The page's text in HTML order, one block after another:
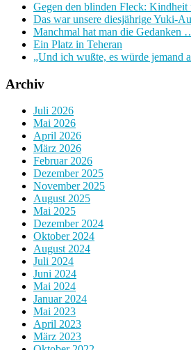
Gegen den blinden Fleck: Kindheit
Das war unsere diesjährige Yuki-
Manchmal hat man die Gedanken
Ein Platz in Teheran
„Und ich wußte, es würde jemand
Archiv
Juli 2026
Mai 2026
April 2026
März 2026
Februar 2026
Dezember 2025
November 2025
August 2025
Mai 2025
Dezember 2024
Oktober 2024
August 2024
Juli 2024
Juni 2024
Mai 2024
Januar 2024
Mai 2023
April 2023
März 2023